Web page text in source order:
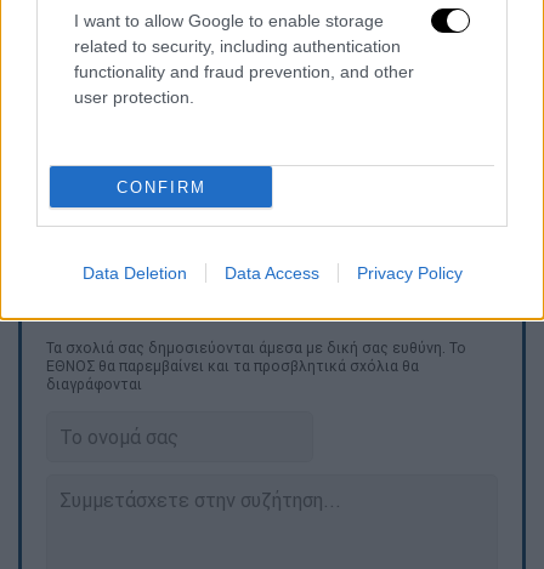
I want to allow Google to enable storage
related to security, including authentication
functionality and fraud prevention, and other
user protection.
CONFIRM
Data Deletion Data Access Privacy Policy
Τα τριήμερα του 2026
21-23 Φεβρουαρίου (Σάββατο-Δευτέρα):
Εργατική Πρωτομαγιά
30 Μαΐου-1 Ιουνίου (Σάββατο-Δευτέρα):
Τα σχολιά σας δημοσιεύονται άμεσα με δική σας ευθύνη. Το
ΕΘΝΟΣ θα παρεμβαίνει και τα προσβλητικά σχόλια θα
διαγράφονται